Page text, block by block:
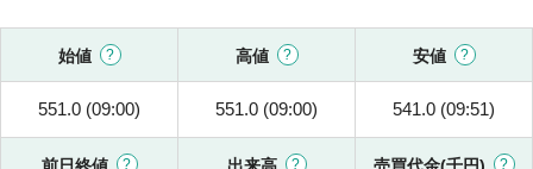
始値 高値 安値
551.0 (09:00) 551.0 (09:00) 541.0 (09:51)